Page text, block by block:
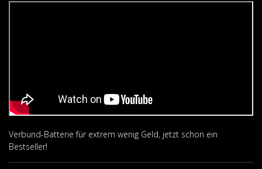
Verbund-Batterie für extrem wenig Geld, jetzt schon ein
Bestseller!